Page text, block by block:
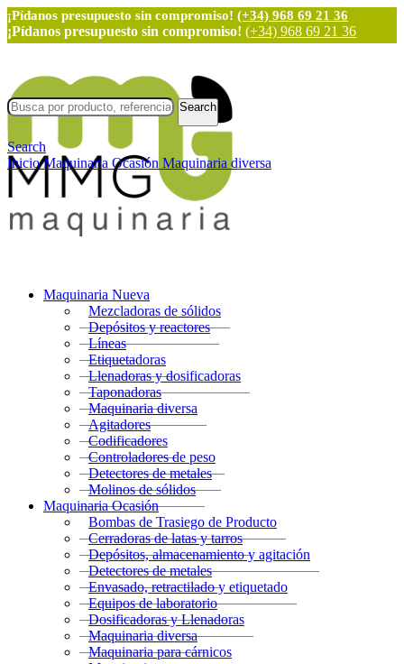
¡Pídanos presupuesto sin compromiso! (+34) 968 69 21 36
¡Pídanos presupuesto sin compromiso! (+34) 968 69 21 36
Maquinaria Nueva
Mezcladoras de sólidos
Depósitos y reactores
Líneas
Etiquetadoras
Llenadoras y dosificadoras
Taponadoras
Maquinaria diversa
Agitadores
Codificadores
Controladores de peso
Detectores de metales
Molinos de sólidos
Maquinaria Ocasión
Bombas de Trasiego de Producto
Cerradoras de latas y tarros
Depósitos, almacenamiento y agitación
Detectores de metales
Envasado, retractilado y etiquetado
Equipos de laboratorio
Dosificadoras y Llenadoras
Maquinaria diversa
Maquinaria para cárnicos
Search
Search
InicioMaquinaria Ocasión Maquinaria diversa